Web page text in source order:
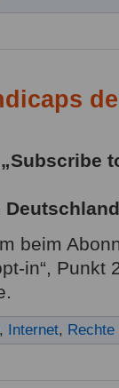
beim
in“, Punkt
, Internet, Rechte